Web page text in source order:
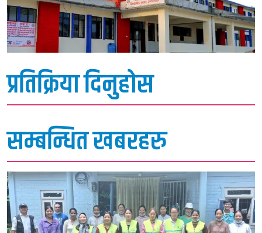
प्रतिक्रिया दिनुहोस
सम्बन्धित खबरहरु